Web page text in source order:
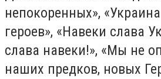
непокоренных»,
героев», «Навеки слава
слава навеки!», «Мы не
наших предков, новых